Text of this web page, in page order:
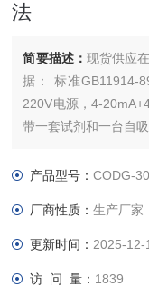
法
简要描述： 现货供应
据： 标准GB11914-
220V电源，4-
带一套试剂和一台自吸
产品型号：CODG-
厂商性质：生产厂家
更新时间： 2025-12-
访 问 量： 1839